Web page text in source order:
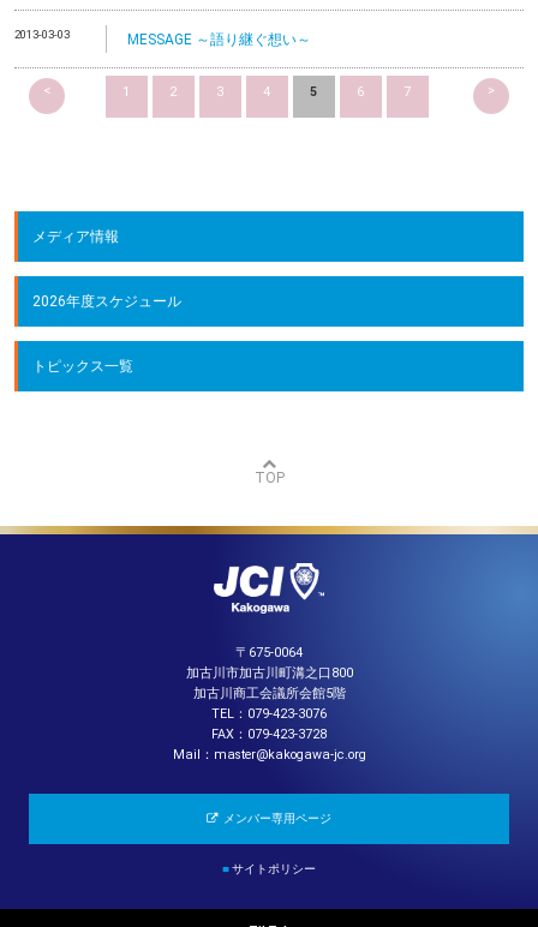
2013-03-03 MESSAGE ～語り継ぐ想い～
< 1 2 3 4 5 6 7 >
メディア情報
2026年度スケジュール
トピックス一覧
TOP
〒675-0064
加古川市加古川町溝之口800
加古川商工会議所会館5階
TEL：079-423-3076
FAX：079-423-3728
Mail：master@kakogawa-jc.org
メンバー専用ページ
■サイトポリシー